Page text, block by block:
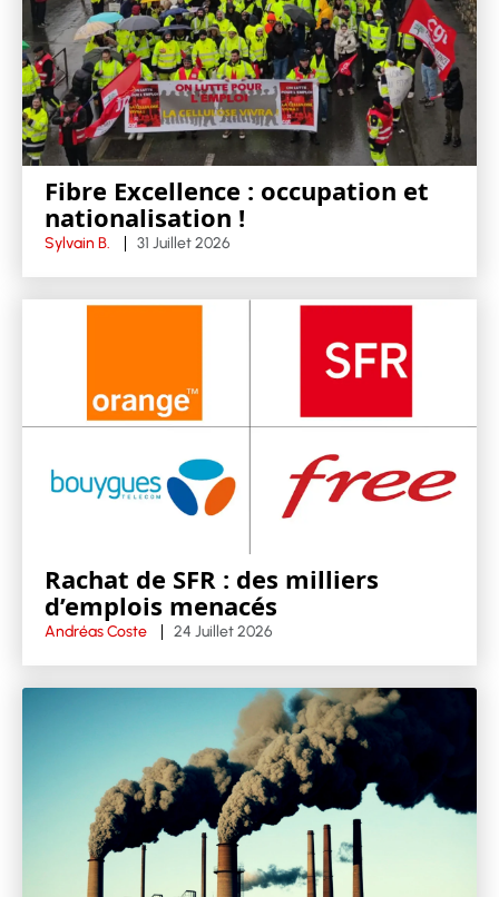
Fibre Excellence : occupation et
nationalisation !
Sylvain B. 31 Juillet 2026
Rachat de SFR : des milliers
d’emplois menacés
Andréas Coste 24 Juillet 2026